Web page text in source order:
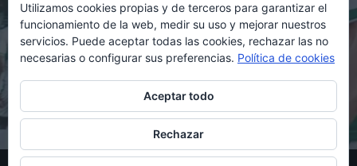
información del Elche C.F.
Contacto en:diario@franjiverde.com
© Copyright 2021 - Gestión y diseño por Rubén Maestre
Utilizamos cookies propias y de terceros para garantizar el
funcionamiento de la web, medir su uso y mejorar nuestros
servicios. Puede aceptar todas las cookies, rechazar las no
necesarias o configurar sus preferencias. Política de cookies
Aceptar todo
Rechazar